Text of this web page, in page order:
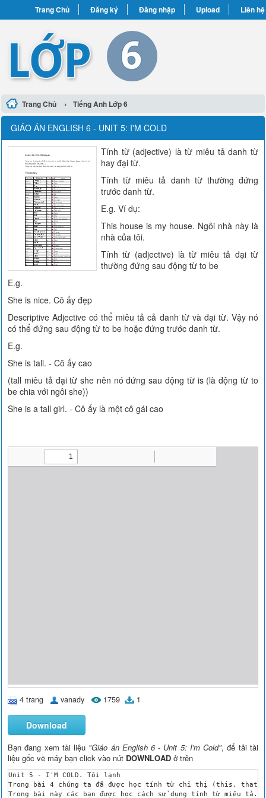
Trang Chủ Đăng ký Đăng nhập Upload Liên hệ
Trang Chủ › Tiếng Anh Lớp 6
GIÁO ÁN ENGLISH 6 - UNIT 5: I'M COLD
Tính từ (adjective) là từ miêu tả danh từ
hay đại từ.
Tính từ miêu tả danh từ thường đứng
trước danh từ.
E.g. Ví dụ:
This house is my house. Ngôi nhà này là
nhà của tôi.
Tính từ (adjective) là từ miêu tả đại từ
thường đứng sau động từ to be
E.g.
She is nice. Cô ấy đẹp
Descriptive Adjective có thể miêu tả cả danh từ và đại từ. Vậy nó
có thể đứng sau động từ to be hoặc đứng trước danh từ.
E.g.
She is tall. - Cô ấy cao
(tall miêu tả đại từ she nên nó đứng sau động từ is (là động từ to
be chia với ngôi she))
She is a tall girl. - Cô ấy là một cô gái cao
4 trang vanady 1759 1
Download
Bạn đang xem tài liệu "Giáo án English 6 - Unit 5: I'm Cold", để tải tài
liệu gốc về máy bạn click vào nút DOWNLOAD ở trên
Unit 5 - I'M COLD. Tôi lạnh
Trong bài 4 chúng ta đã được học tính từ chỉ thị (this,
Trong bài này các bạn được học cách sử dụng tính từ miêu tả.